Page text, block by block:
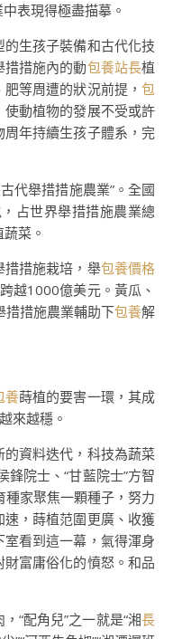
表現得極盡描摹。
生孩子裝備和古代化技
措施內的動包養站長植
等周遭的狀況前提， 包
動植物的發展不受或許
年持續生孩子體系，完
代舉措措施農業”。全國
占世界舉措措施農業總
菜。
措措施栽培，舉包養價格
越1000億美元。黃瓜、
措措施農業輔助下包養解
養蒔植的要害一環，其成
來越穩。
資料迭代，科技為蔬菜
鋒院士、“甘藍院士”方智
家聚焦一顆種子，努力
，蒔植范圍更廣、收獲
看到這一幕，氣得渾身
富庸俗化的憤怒。和品
“配角兒”之一就是“湘長